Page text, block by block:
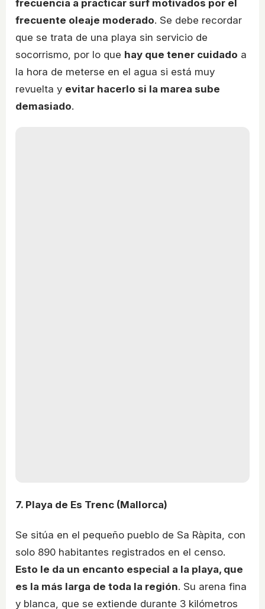
frecuencia a practicar surf motivados por el
frecuente oleaje moderado. Se debe recordar
que se trata de una playa sin servicio de
socorrismo, por lo que hay que tener cuidado a
la hora de meterse en el agua si está muy
revuelta y evitar hacerlo si la marea sube
demasiado.
7. Playa de Es Trenc (Mallorca)
Se sitúa en el pequeño pueblo de Sa Ràpita, con
solo 890 habitantes registrados en el censo.
Esto le da un encanto especial a la playa, que
es la más larga de toda la región. Su arena fina
y blanca, que se extiende durante 3 kilómetros